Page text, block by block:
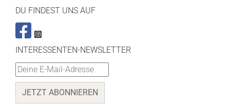
DU FINDEST UNS AUF
INTERESSENTEN-NEWSLETTER
JETZT ABONNIEREN